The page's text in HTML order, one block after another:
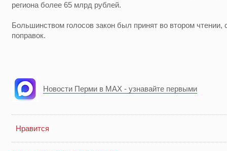
региона более 65 млрд рублей.
Большинством голосов закон был принят во втором чтении,
поправок.
Новости Перми в MAX - узнавайте первыми
Нравится